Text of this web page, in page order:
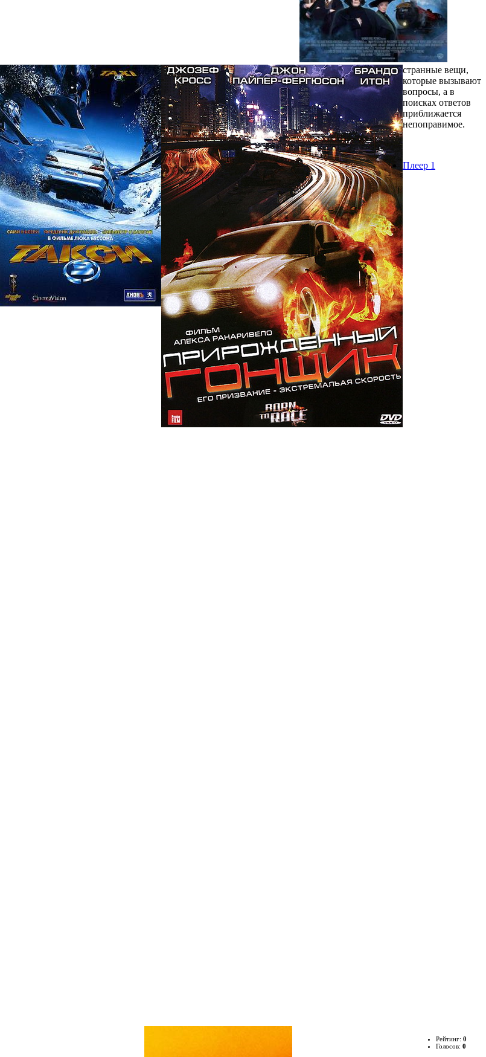
странные вещи,
которые вызывают
вопросы, а в
поисках ответов
приближается
непоправимое.
Плеер 1
Рейтинг: 0
Голосов: 0